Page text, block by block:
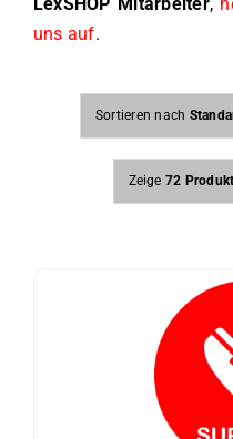
uns auf.
Sortieren nach
Zeige 72